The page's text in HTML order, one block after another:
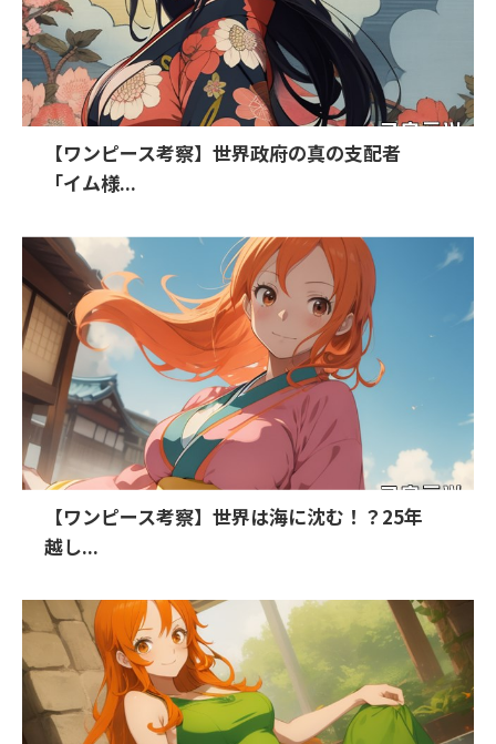
【ワンピース考察】世界政府の真の支配者
「イム様...
【ワンピース考察】世界は海に沈む！？25年
越し...